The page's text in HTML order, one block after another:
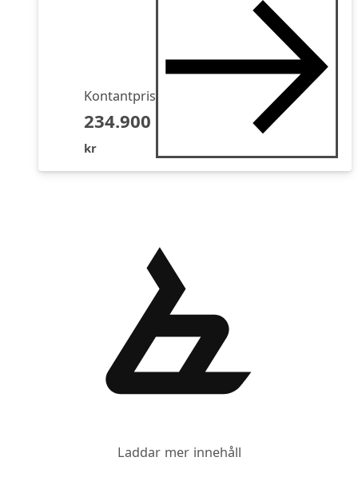
Kontantpris
234.900
kr
Laddar mer innehåll